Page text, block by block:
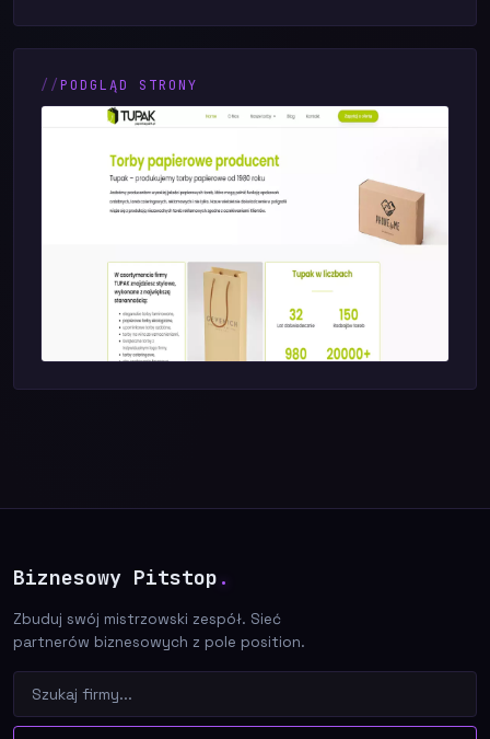
PODGLĄD STRONY
Biznesowy Pitstop .
Zbuduj swój mistrzowski zespół. Sieć
partnerów biznesowych z pole position.